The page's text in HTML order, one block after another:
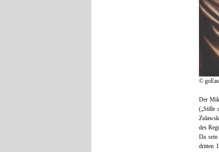
©
Der
(„Stille
des
Da
dritten